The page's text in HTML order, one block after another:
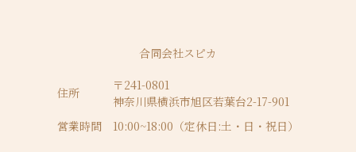
合同会社スピカ
住所
〒241-0801
神奈川県横浜市旭区若葉台2-17-901
営業時間
10:00~18:00（定休日:土・日・祝日）